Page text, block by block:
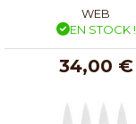
WEB
EN STOCK !
34,00 €